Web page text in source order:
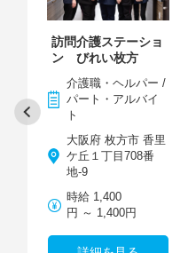
訪問介護ステーショ
ン びれい枚方
介護職・ヘルパー /
パート・アルバイ
ト
大阪府 枚方市 香里
ケ丘１丁目708番
地-9
時給 1,400
円 ～ 1,400円